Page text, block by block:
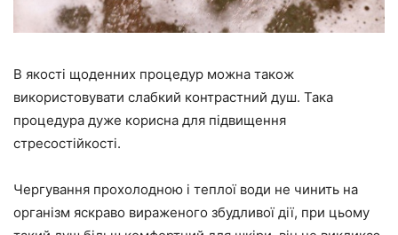
В якості щоденних процедур можна також
використовувати слабкий контрастний душ. Така
процедура дуже корисна для підвищення
стресостійкості.
Чергування прохолодною і теплої води не чинить на
організм яскраво вираженого збудливої дії, при цьому